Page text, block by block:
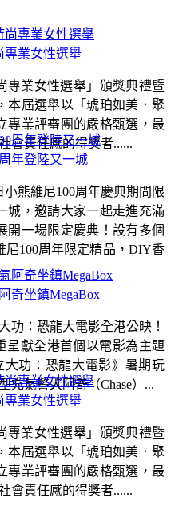
專業女性選舉
專業女性選舉」頒獎典禮暨
本屆選舉以「琥珀如美．聚
專業評審團的嚴格甄選，最
會責任感的得獎者......
奇坐鎮MegaBox
功：恐龍大電影全港公映！
呈獻全港首個以電影為主題
大功：恐龍大電影》暑期玩
充氣警犬阿奇（Chase）...
年登陸又一城
熊維尼100周年慶典期間限
城，邀請大家一起走進充滿
開一場限定慶典！設有多個
尼100周年限定精品，DIY香
專業女性選舉
專業女性選舉」頒獎典禮暨
本屆選舉以「琥珀如美．聚
專業評審團的嚴格甄選，最
會責任感的得獎者......